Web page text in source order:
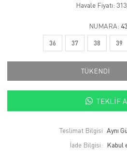
Havale Fiyatı:
NUMARA: 43
36 37 38 39
TÜKENDİ
TEKLIF
Teslimat Bilgisi Aynı
İade Bilgisi: